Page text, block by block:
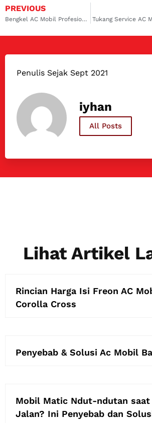
PREVIOUS
Bengkel AC Mobil Profesional di Cilincing, Layanan Terbaik untuk Kendaraan Anda
Penulis Sejak Sept 2021
iyhan
All Posts
Lihat Artikel
Rincian Harga Isi Freon AC
Corolla Cross
Penyebab & Solusi Ac Mobil
Mobil Matic Ndut-ndutan saat
Jalan? Ini Penyebab dan